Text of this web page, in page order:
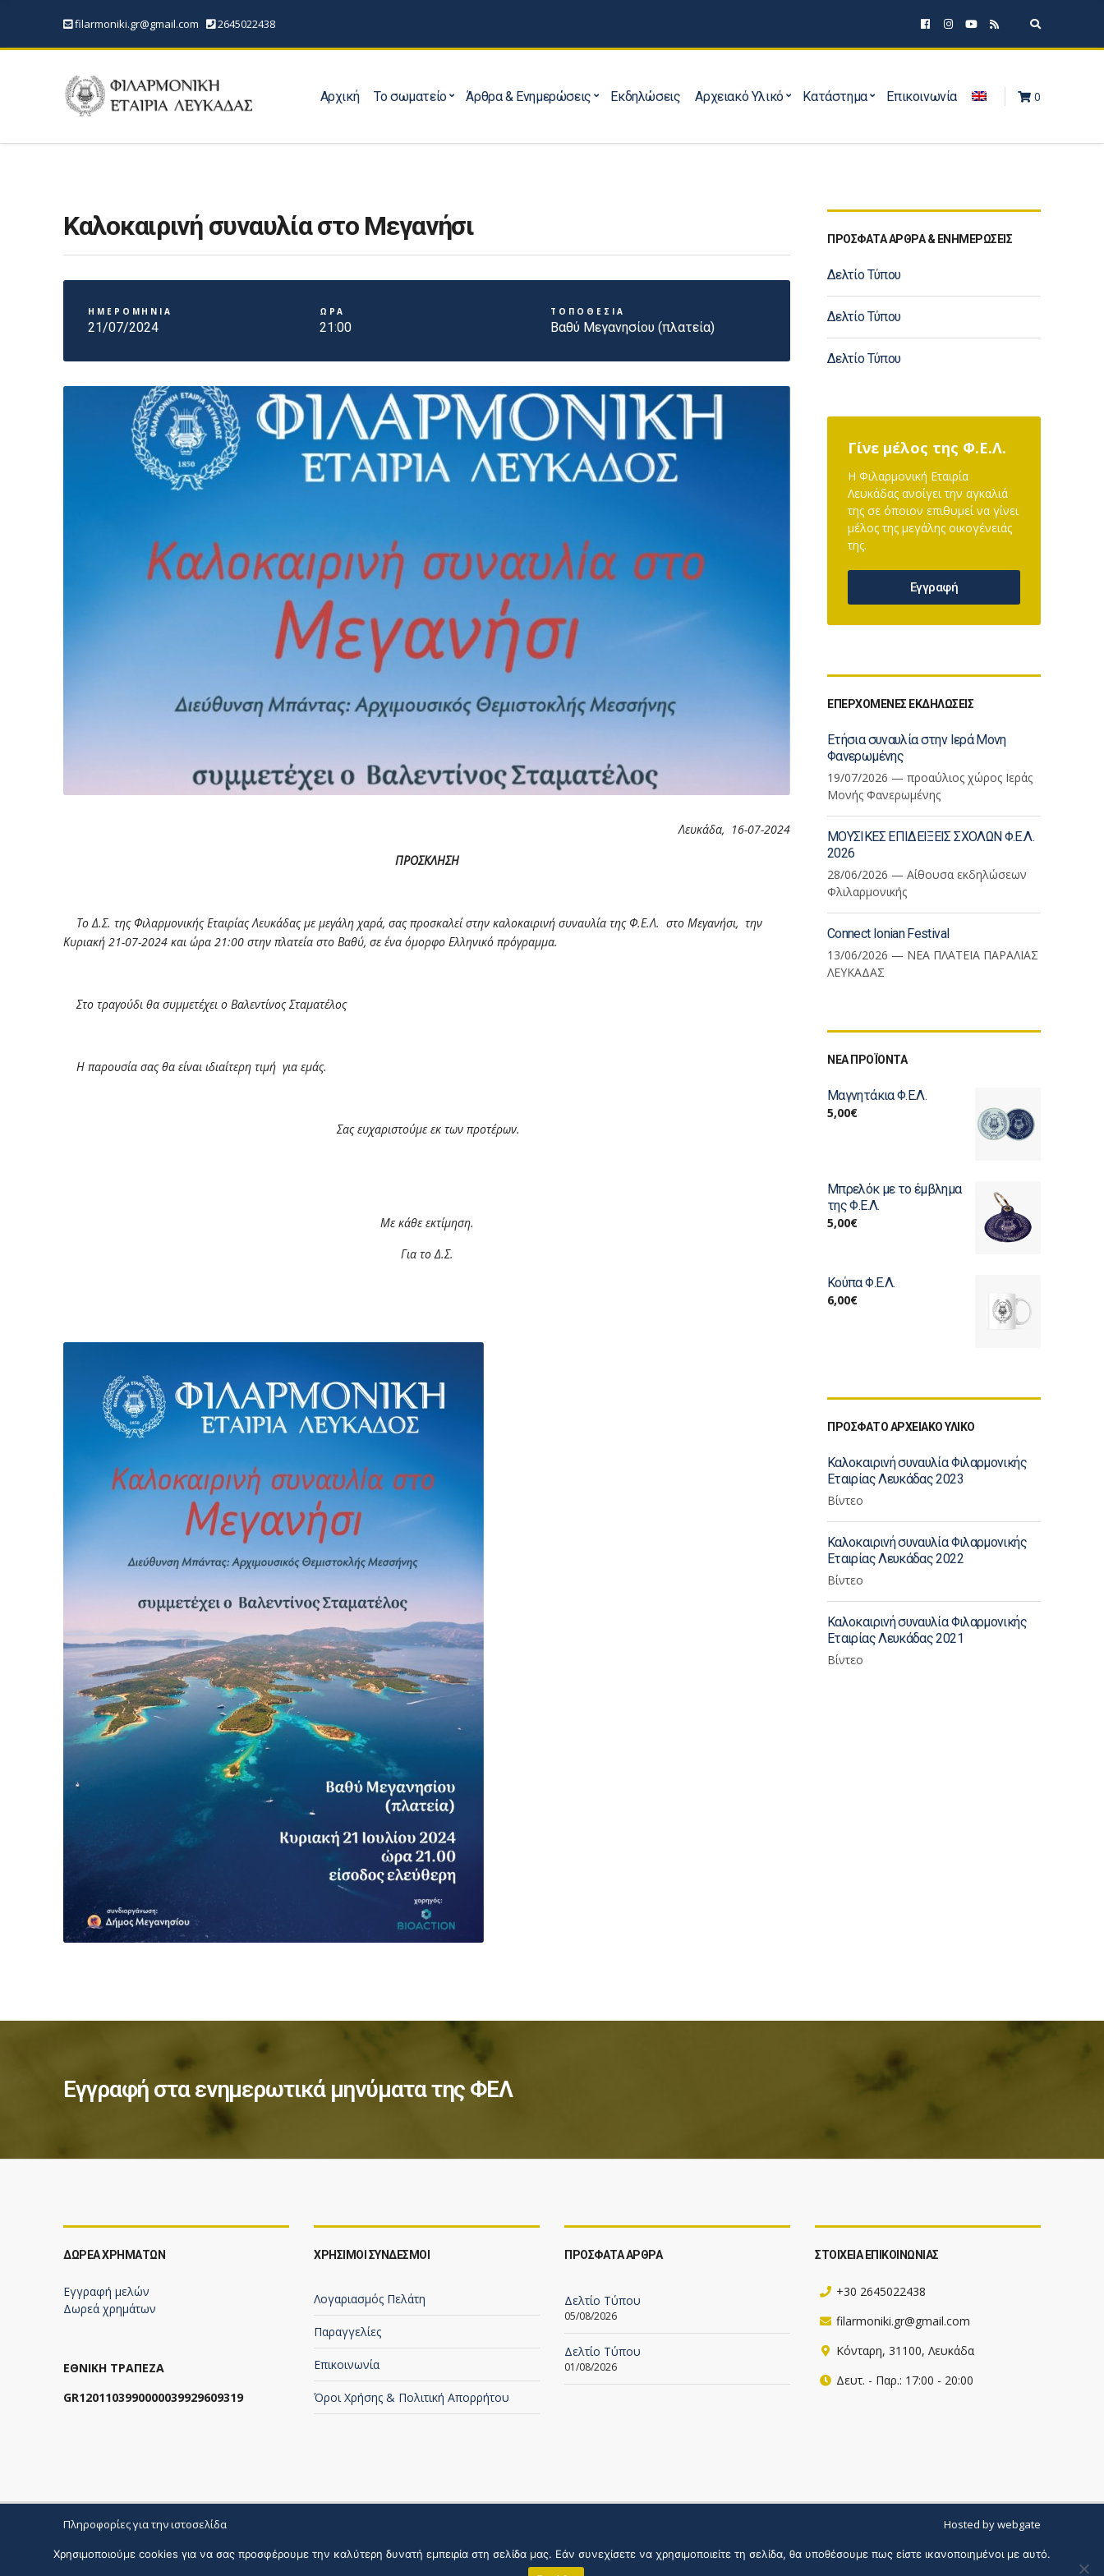
filarmoniki.gr@gmail.com 2645022438 Expand
Αρχική Το σωματείο Άρθρα & Ενημερώσεις Εκδηλώσεις Αρχειακό Υλικό Κατάστημα Επικοινωνία 0
Καλοκαιρινή συναυλία στο Μεγανήσι
ΗΜΕΡΟΜΗΝΙΑ
21/07/2024
ΩΡΑ
21:00
ΤΟΠΟΘΕΣΙΑ
Βαθύ Μεγανησίου (πλατεία)
Λευκάδα, 16-07-2024
ΠΡΟΣΚΛΗΣΗ
Το Δ.Σ. της Φιλαρμονικής Εταιρίας Λευκάδας με μεγάλη χαρά, σας προσκαλεί στην καλοκαιρινή συναυλία της Φ.Ε.Λ. στο Μεγανήσι, την
Κυριακή 21-07-2024 και ώρα 21:00 στην πλατεία στο Βαθύ, σε ένα όμορφο Ελληνικό πρόγραμμα.
Στο τραγούδι θα συμμετέχει ο Βαλεντίνος Σταματέλος
Η παρουσία σας θα είναι ιδιαίτερη τιμή για εμάς.
Σας ευχαριστούμε εκ των προτέρων.
Με κάθε εκτίμηση.
Για το Δ.Σ.
ΠΡΟΣΦΑΤΑ ΑΡΘΡΑ & ΕΝΗΜΕΡΩΣΕΙΣ
Δελτίο Τύπου
Δελτίο Τύπου
Δελτίο Τύπου
Γίνε μέλος της Φ.Ε.Λ.
Η Φιλαρμονική Εταιρία
Λευκάδας ανοίγει την αγκαλιά
της σε όποιον επιθυμεί να γίνει
μέλος της μεγάλης οικογένειάς
της.
Εγγραφή
ΕΠΕΡΧΟΜΕΝΕΣ ΕΚΔΗΛΩΣΕΙΣ
Ετήσια συναυλία στην Ιερά Μονη
Φανερωμένης
19/07/2026 — προαύλιος χώρος Ιεράς
Μονής Φανερωμένης
ΜΟΥΣΙΚΕΣ ΕΠΙΔΕΙΞΕΙΣ ΣΧΟΛΩΝ Φ.Ε.Λ.
2026
28/06/2026 — Αίθουσα εκδηλώσεων
Φλιλαρμονικής
Connect Ionian Festival
13/06/2026 — ΝΕΑ ΠΛΑΤΕΙΑ ΠΑΡΑΛΙΑΣ
ΛΕΥΚΑΔΑΣ
ΝΕΑ ΠΡΟΪΟΝΤΑ
Μαγνητάκια Φ.Ε.Λ.
5,00€
Μπρελόκ με το έμβλημα
της Φ.Ε.Λ.
5,00€
Κούπα Φ.Ε.Λ.
6,00€
ΠΡΟΣΦΑΤΟ ΑΡΧΕΙΑΚΟ ΥΛΙΚΟ
Καλοκαιρινή συναυλία Φιλαρμονικής
Εταιρίας Λευκάδας 2023
Βίντεο
Καλοκαιρινή συναυλία Φιλαρμονικής
Εταιρίας Λευκάδας 2022
Βίντεο
Καλοκαιρινή συναυλία Φιλαρμονικής
Εταιρίας Λευκάδας 2021
Βίντεο
Εγγραφή στα ενημερωτικά μηνύματα της ΦΕΛ
ΔΩΡΕΆ ΧΡΗΜΆΤΩΝ
Εγγραφή μελών
Δωρεά χρημάτων
ΕΘΝΙΚΗ ΤΡΑΠΕΖΑ
GR1201103990000039929609319
ΧΡΗΣΙΜΟΙ ΣΥΝΔΕΣΜΟΙ
Λογαριασμός Πελάτη
Παραγγελίες
Επικοινωνία
Όροι Χρήσης & Πολιτική Απορρήτου
ΠΡΟΣΦΑΤΑ ΑΡΘΡΑ
Δελτίο Τύπου
05/08/2026
Δελτίο Τύπου
01/08/2026
ΣΤΟΙΧΕΙΑ ΕΠΙΚΟΙΝΩΝΙΑΣ
+30 2645022438
filarmoniki.gr@gmail.com
Κόνταρη, 31100, Λευκάδα
Δευτ. - Παρ.: 17:00 - 20:00
Πληροφορίες για την ιστοσελίδα Hosted by webgate
Χρησιμοποιούμε cookies για να σας προσφέρουμε την καλύτερη δυνατή εμπειρία στη σελίδα μας. Εάν συνεχίσετε να χρησιμοποιείτε τη σελίδα, θα υποθέσουμε πως είστε ικανοποιημένοι με αυτό.